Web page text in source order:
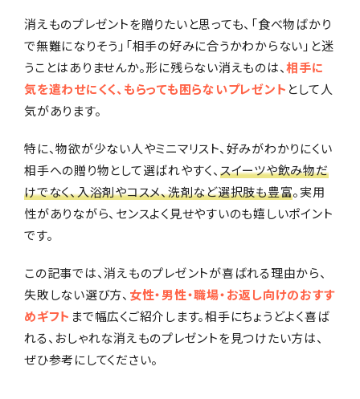
編集部おすすめ
消えものプレゼントを贈りたいと思っても、「食べ物ばかり
で無難になりそう」「相手の好みに合うかわからない」と迷
うことはありませんか。形に残らない消えものは、相手に
気を遣わせにくく、もらっても困らないプレゼント として人
気があります。
特に、物欲が少ない人やミニマリスト、好みがわかりにくい
相手への贈り物として選ばれやすく、 スイーツや飲み物だ
けでなく、入浴剤やコスメ、洗剤など選択肢も豊富。実用
性がありながら、センスよく見せやすいのも嬉しいポイント
です。
この記事では、消えものプレゼントが喜ばれる理由から、
失敗しない選び方、 女性・男性・職場・お返し向けのおすす
めギフト まで幅広くご紹介します。相手にちょうどよく喜ば
れる、おしゃれな消えものプレゼントを見つけたい方は、
ぜひ参考にしてください。